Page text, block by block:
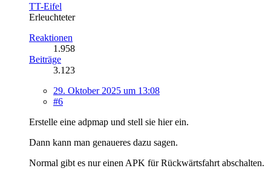
TT-Eifel
Erleuchteter
Reaktionen
1.958
Beiträge
3.123
29. Oktober 2025 um 13:08
#6
Erstelle eine adpmap und stell sie hier ein.
Dann kann man genaueres dazu sagen.
Normal gibt es nur einen APK für Rückwärtsfahrt abschalten.